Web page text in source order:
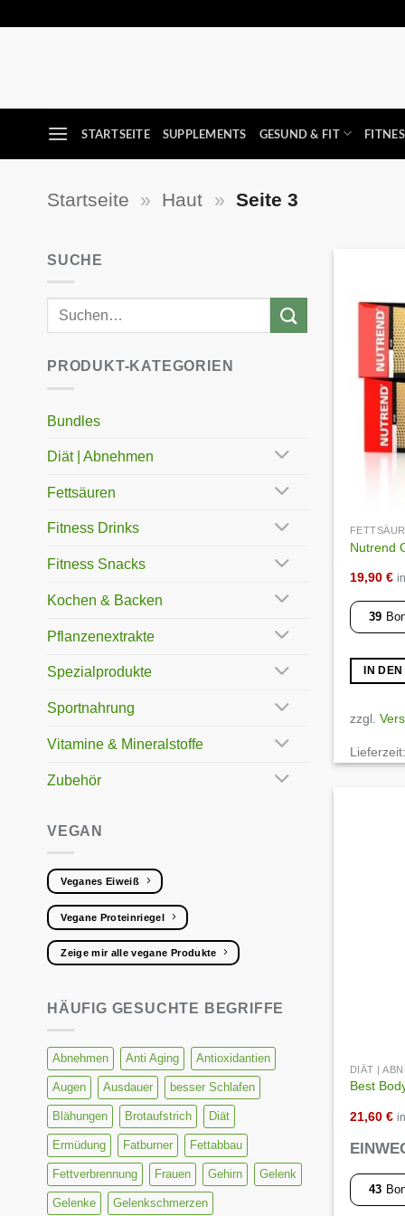
STARTSEITE SUPPLEMENTS GESUND & FIT
Startseite » Haut » Seite 3
SUCHE
PRODUKT-KATEGORIEN
Bundles
Diät | Abnehmen
Fettsäuren
Fitness Drinks
Fitness Snacks
Kochen & Backen
Pflanzenextrakte
Spezialprodukte
Sportnahrung
Vitamine & Mineralstoffe
Zubehör
VEGAN
Veganes Eiweiß
Vegane Proteinriegel
Zeige mir alle vegane Produkte
HÄUFIG GESUCHTE BEGRIFFE
Abnehmen Anti Aging Antioxidantien
Augen Ausdauer besser Schlafen
Blähungen Brotaufstrich Diät
Ermüdung Fatburner Fettabbau
Fettverbrennung Frauen Gehirn Gelenk
Gelenke Gelenkschmerzen
Nutrend
19,90 €
39
IN
zzgl.
Lieferzeit:
DIÄT |
Best
21,60 €
43